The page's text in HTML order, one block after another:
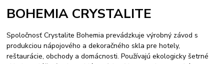
BOHEMIA CRYSTALITE
Spoločnosť Crystalite Bohemia prevádzkuje výrobný závod s
produkciou nápojového a dekoračného skla pre hotely,
reštaurácie, obchody a domácnosti. Používajú ekologicky šetrné